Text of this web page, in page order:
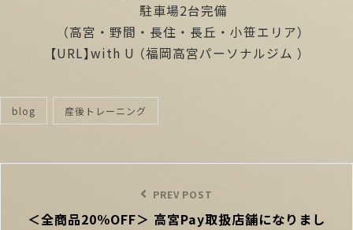
駐車場2台完備
（高宮・野間・長住・長丘・小笹エリア）
【URL】with U （福岡高宮パーソナルジム ）
categories
blog 産後トレーニング
Post
PREV POST
＜全商品20％OFF＞ 高宮Pay取扱店舗になりまし